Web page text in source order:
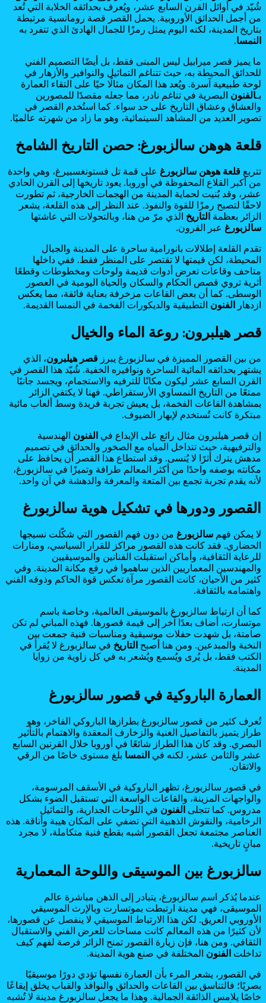
شُيّد في أوائل القرن السابع عشر، ويُعرف بحدائقه الخلابة التي تُعد
من أجمل الحدائق الأوروبية. يحمل القصر قصة رومانسية مرتبطة
بتاريخ المدينة، لكنه اليوم يمثل رمزًا للجمال الهادئ الذي تتفرد به
النمسا.
ما يميز قصر ميرابيل ليس المبنى فقط، بل أيضًا التصميم الفني
للحدائق المحيطة به، حيث تتناغم التماثيل والنوافير والأزهار في
لوحة طبيعية آسرة. ويُعد هذا المكان مثالًا حيًا على التقاء العمارة
بـالفنون البصرية في تناغم نادر، مما جعله مقصدًا للمصورين
والعشاق وعشاق التاريخ على حد سواء. كما استُخدم القصر في
تصوير العديد من المشاهد السينمائية، وهو ما زاد من شهرته عالميًا.
قلعة هوهن سالزبورغ: حصن التاريخ الشامخ
تتربع قلعة هوهن سالزبورغ على قمة تل فستونغسبيرغ، وهي واحدة
من أكبر القلاع المحفوظة في أوروبا. يعود تاريخها إلى القرن الحادي
عشر، وقد بُنيت لحماية المدينة من الهجمات الخارجية، ثم تطورت
لاحقًا لتصبح رمزًا للقوة والنفوذ. عند النظر إلى هذه القلعة، يشعر
الزائر بعظمة التاريخ الذي مرّ من هنا، وبالتحولات التي عاشتها
سالزبورغ عبر القرون.
تقدم القلعة إطلالات بانورامية ساحرة على المدينة والجبال
المحيطة، لكن قيمتها لا تقتصر على المنظر فقط. ففي داخلها
متاحف وقاعات تعرض أدوات قديمة ولوحات ومخطوطات وقطعًا
أثرية تروي قصص الحكام والسكان والحياة اليومية في العصور
الوسطى. كما أن بعض القاعات مزخرفة بعناية فائقة، مما يعكس
ازدهار
الفنون التطبيقية والديكورات الفخمة في النمسا القديمة.
قصر هيلبرون: روعة الماء والخيال
من بين القصور المميزة في سالزبورغ يبرز قصر هيلبرون، الذي
يشتهر بحدائقه المائية الساحرة ونوافيره الخفية. شُيّد هذا القصر في
القرن السابع عشر ليكون مكانًا للترفيه والاستجمام، ويجسد جانبًا
ممتعًا من التاريخ النمساوي الأرستقراطي. فهنا لا يكتفي الزائر
بمشاهدة القاعات الفخمة، بل يعيش تجربة فريدة وسط ألعاب مائية
مبتكرة كانت تُستخدم لإبهار الضيوف.
إن قصر هيلبرون مثال رائع على الإبداع في الفنون الهندسية
والترفيهية، حيث تتداخل المياه مع الصخور والحدائق في تصميم
مدهش يترك أثرًا لا يُنسى. وقد استطاع هذا القصر أن يحافظ على
مكانته بوصفه واحدًا من أكثر المعالم طرافة وتميزًا في سالزبورغ،
لأنه يقدم تجربة تجمع بين المتعة والمعرفة والدهشة في آن واحد.
القصور ودورها في تشكيل هوية سالزبورغ
لا يمكن فهم سالزبورغ من دون فهم القصور التي شكّلت نسيجها
الحضاري. فقد كانت هذه القصور مراكز للقرار السياسي، ومنارات
للرعاية الثقافية، وأماكن استقبلت الفنانين والموسيقيين
والمهندسين المعماريين الذين ساهموا في رفع مكانة المدينة. وفي
كثير من الأحيان، كانت القصور مرآة تعكس قوة الحاكم وذوقه الفني
واهتمامه بالثقافة.
كما أن ارتباط سالزبورغ بالموسيقى العالمية، وخاصة باسم
موتسارت، أضاف بعدًا آخر إلى قيمة قصورها. فهذه المباني لم تكن
صامتة، بل شهدت حفلات موسيقية ومناسبات فنية جمعت بين
النخبة والمبدعين. ومن هنا أصبح التاريخ في سالزبورغ لا يُقرأ في
الكتب فقط، بل يُرى ويُسمع ويُشعر به في كل زاوية من زوايا
المدينة.
العمارة الباروكية في قصور سالزبورغ
تُعرف كثير من قصور سالزبورغ بطرازها الباروكي الفاخر، وهو
طراز يتميز بالتفاصيل الغنية والزخارف المعقدة والاهتمام بالتأثير
البصري. وقد كان هذا الطراز شائعًا في أوروبا خلال القرنين السابع
عشر والثامن عشر، لكنه في النمسا بلغ مستوى خاصًا من الرقي
والاتقان.
في قصور سالزبورغ، تظهر الباروكية في الأسقف المرسومة،
والواجهات المزينة، والقاعات الواسعة التي تستقبل الضوء بشكل
مدروس. كما تتجلى الفنون في اللوحات الجدارية، والتماثيل
الرخامية، والنقوش الذهبية التي تضفي على المكان هيبة وأناقة. هذه
العناصر مجتمعة تجعل القصور أشبه بقطع فنية متكاملة، لا مجرد
مبانٍ تاريخية.
سالزبورغ بين الموسيقى واللوحة المعمارية
عندما يُذكر اسم سالزبورغ، يتبادر إلى الذهن مباشرة عالم
الموسيقى، فهي مدينة ارتبطت بموتسارت وبالإرث الموسيقي
الأوروبي العريق. لكن هذا الارتباط الموسيقي لا ينفصل عن قصورها،
لأن كثيرًا من هذه المعالم كانت مساحات للعرض الفني والاستقبال
الثقافي. ومن هنا، فإن زيارة القصور تمنح الزائر فرصة لفهم كيف
تداخلت الفنون المختلفة في صنع هوية المدينة.
في القصور، يشعر المرء بأن العمارة نفسها تؤدي دورًا موسيقيًا
بصريًا؛ فالتناسق بين القاعات والحدائق والنوافذ والقباب يخلق إيقاعًا
خاصًا يلامس الذائقة الجمالية. وهذا ما يجعل سالزبورغ مدينة لا تُشبه